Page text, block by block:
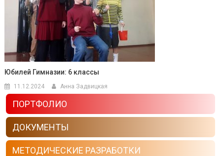
Юбилей Гимназии: 6 классы
11.12.2024 Анна Задвицкая
ПОРТФОЛИО
ДОКУМЕНТЫ
МЕТОДИЧЕСКИЕ РАЗРАБОТКИ